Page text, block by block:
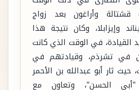
قشتالة وأراغون بعد زواج
وإيزابلا، وكان نتيجة هذا
القيادة، في الوقت الذي كانت
في تشرذم، وقيادتهم في
ثار أبو عبدالله بن الأحمر
الحسن"، وتعاون مع